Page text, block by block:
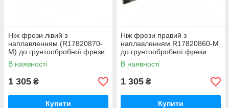
Ніж фрези лівий з
наплавленням (R17820870-
M) до грунтообробної фрези
Gaspardo
В наявності
1 305 ₴
Купити
Ніж фрези правий з
наплавленням R17820860-M
до грунтообробної фрези
Gaspardo
В наявності
1 305 ₴
Купити